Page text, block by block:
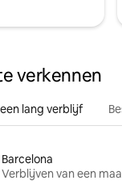
verkennen
lang verblijf
Barcelona
Verblijven van een